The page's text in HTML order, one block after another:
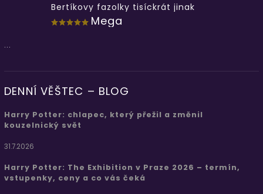
Bertíkovy fazolky tisíckrát jinak
Mega
...
DENNÍ VĚŠTEC – BLOG
Harry Potter: chlapec, který přežil a změnil
kouzelnický svět
31.7.2026
Harry Potter: The Exhibition v Praze 2026 – termín,
vstupenky, ceny a co vás čeká